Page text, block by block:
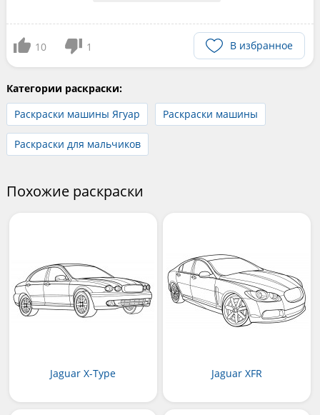
10 1 В избранное
Категории раскраски:
Раскраски машины Ягуар
Раскраски машины
Раскраски для мальчиков
Похожие раскраски
Jaguar X-Type Jaguar XFR